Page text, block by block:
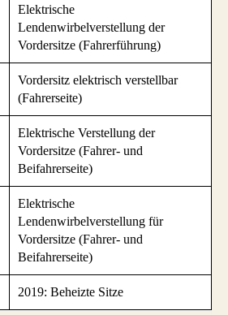
Elektrische
Lendenwirbelverstellung der
Vordersitze (Fahrerführung)
Vordersitz elektrisch verstellbar
(Fahrerseite)
Elektrische Verstellung der
Vordersitze (Fahrer- und
Beifahrerseite)
Elektrische
Lendenwirbelverstellung für
Vordersitze (Fahrer- und
Beifahrerseite)
2019: Beheizte Sitze